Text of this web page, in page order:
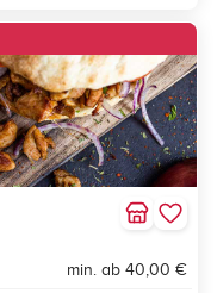
min. ab 40,00 €